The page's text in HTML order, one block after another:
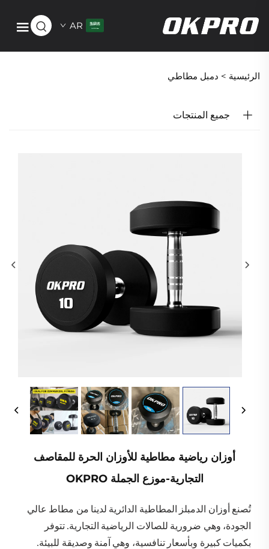
AR
الرئيسية > دمبل مطاطي
جميع المنتجات
أوزان رياضية مطاطية للأوزان الحرة للمقاصف
التجارية-موزع الجملة OKPRO
تُصنع أوزان الدمبلز المطاطية الدائرية لدينا من مطاط عالي
الجودة، وهي ضرورية للصالات الرياضية التجارية. تتوفر
بكميات كبيرة وبأسعار تنافسية، وهي آمنة وصديقة للبيئة.